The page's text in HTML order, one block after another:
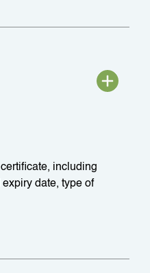
including
date, type of